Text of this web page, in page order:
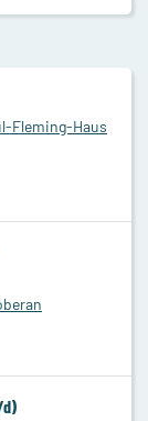
Fleming-Haus